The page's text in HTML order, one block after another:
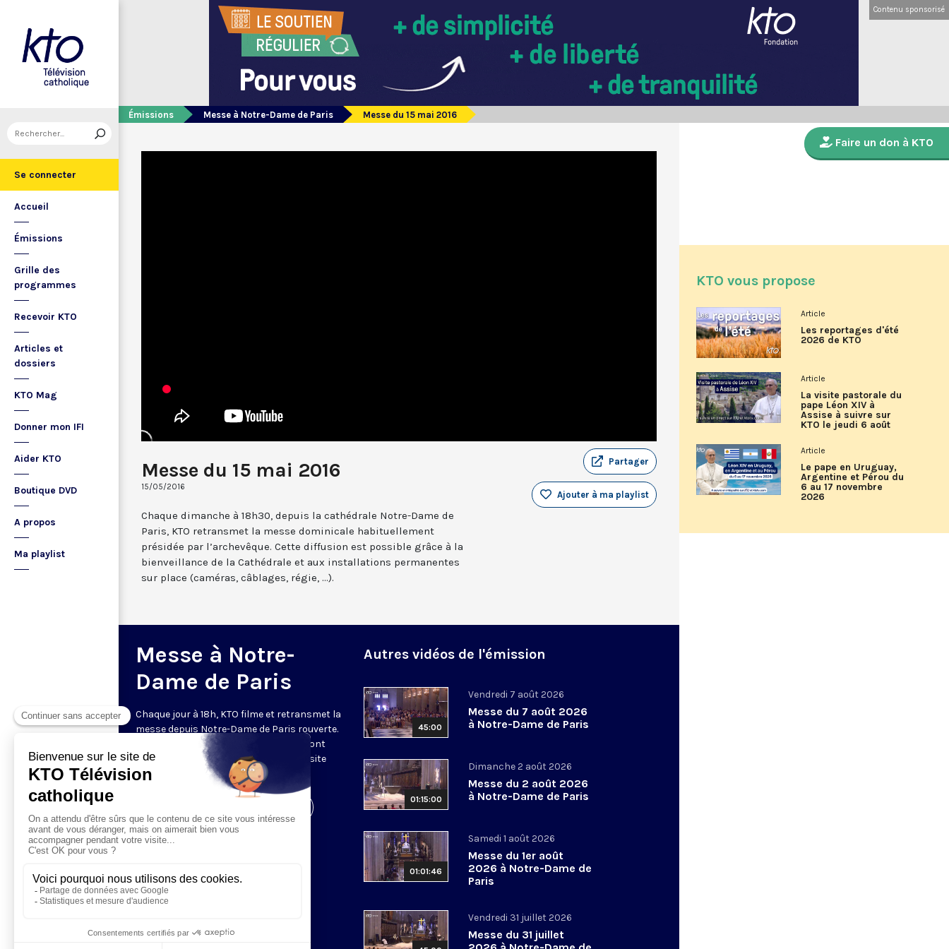
Se connecter
Accueil
Émissions
Grille des
programmes
Recevoir KTO
Articles et
dossiers
KTO Mag
Donner mon IFI
Aider KTO
Boutique DVD
A propos
Ma playlist
Contenu sponsorisé
Émissions Messe à Notre-Dame de Paris Messe du 15 mai 2016
Messe du 15 mai 2016
15/05/2016
Partager
Ajouter à ma playlist
Chaque dimanche à 18h30, depuis la cathédrale Notre-Dame de
Paris, KTO retransmet la messe dominicale habituellement
présidée par l’archevêque. Cette diffusion est possible grâce à la
bienveillance de la Cathédrale et aux installations permanentes
sur place (caméras, câblages, régie, ...).
Messe à Notre-
Dame de Paris
Chaque jour à 18h, KTO filme et retransmet la
messe depuis Notre-Dame de Paris rouverte.
Les textes des Vêpres et de la messe sont
presque toujours ceux qu’indiquent le site
www.aelf.org
Autres vidéos de l'émission
45:00
Vendredi 7 août 2026
Messe du 7 août 2026
à Notre-Dame de Paris
01:15:00
Dimanche 2 août 2026
Messe du 2 août 2026
à Notre-Dame de Paris
01:01:46
Samedi 1 août 2026
Messe du 1er août
2026 à Notre-Dame de
Paris
Vendredi 31 juillet 2026
Messe du 31 juillet
Faire un don à KTO
KTO vous propose
Article
Les reportages d'été
2026 de KTO
Article
La visite pastorale du
pape Léon XIV à
Assise à suivre sur
KTO le jeudi 6 août
Article
Le pape en Uruguay,
Argentine et Pérou du
6 au 17 novembre
2026